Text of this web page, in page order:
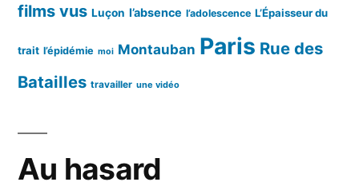
films vus Luçon l’absence l’adolescence L’Épaisseur du
trait l’épidémie moi Montauban Paris Rue des
Batailles travailler une vidéo
Au hasard